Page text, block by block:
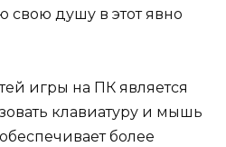
свою душу в этот явно
игры на ПК является
клавиатуру и мышь
более